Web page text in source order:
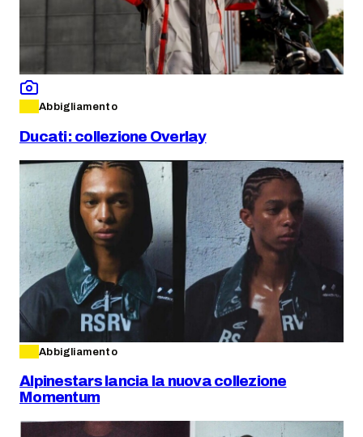
Abbigliamento
Ducati: collezione Overlay
Abbigliamento
Alpinestars lancia la nuova collezione
Momentum